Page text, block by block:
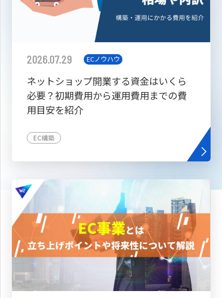
2026.07.29 ECノウハウ
ネットショップ開業する資金はいくら
必要？初期費用から運用費用までの費
用目安を紹介
EC構築